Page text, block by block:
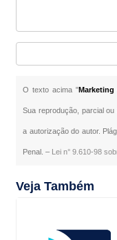
O texto acima "Marketing
Sua reprodução, parcial
a autorização do autor.
Penal. – Lei n° 9.610-98
Veja Também